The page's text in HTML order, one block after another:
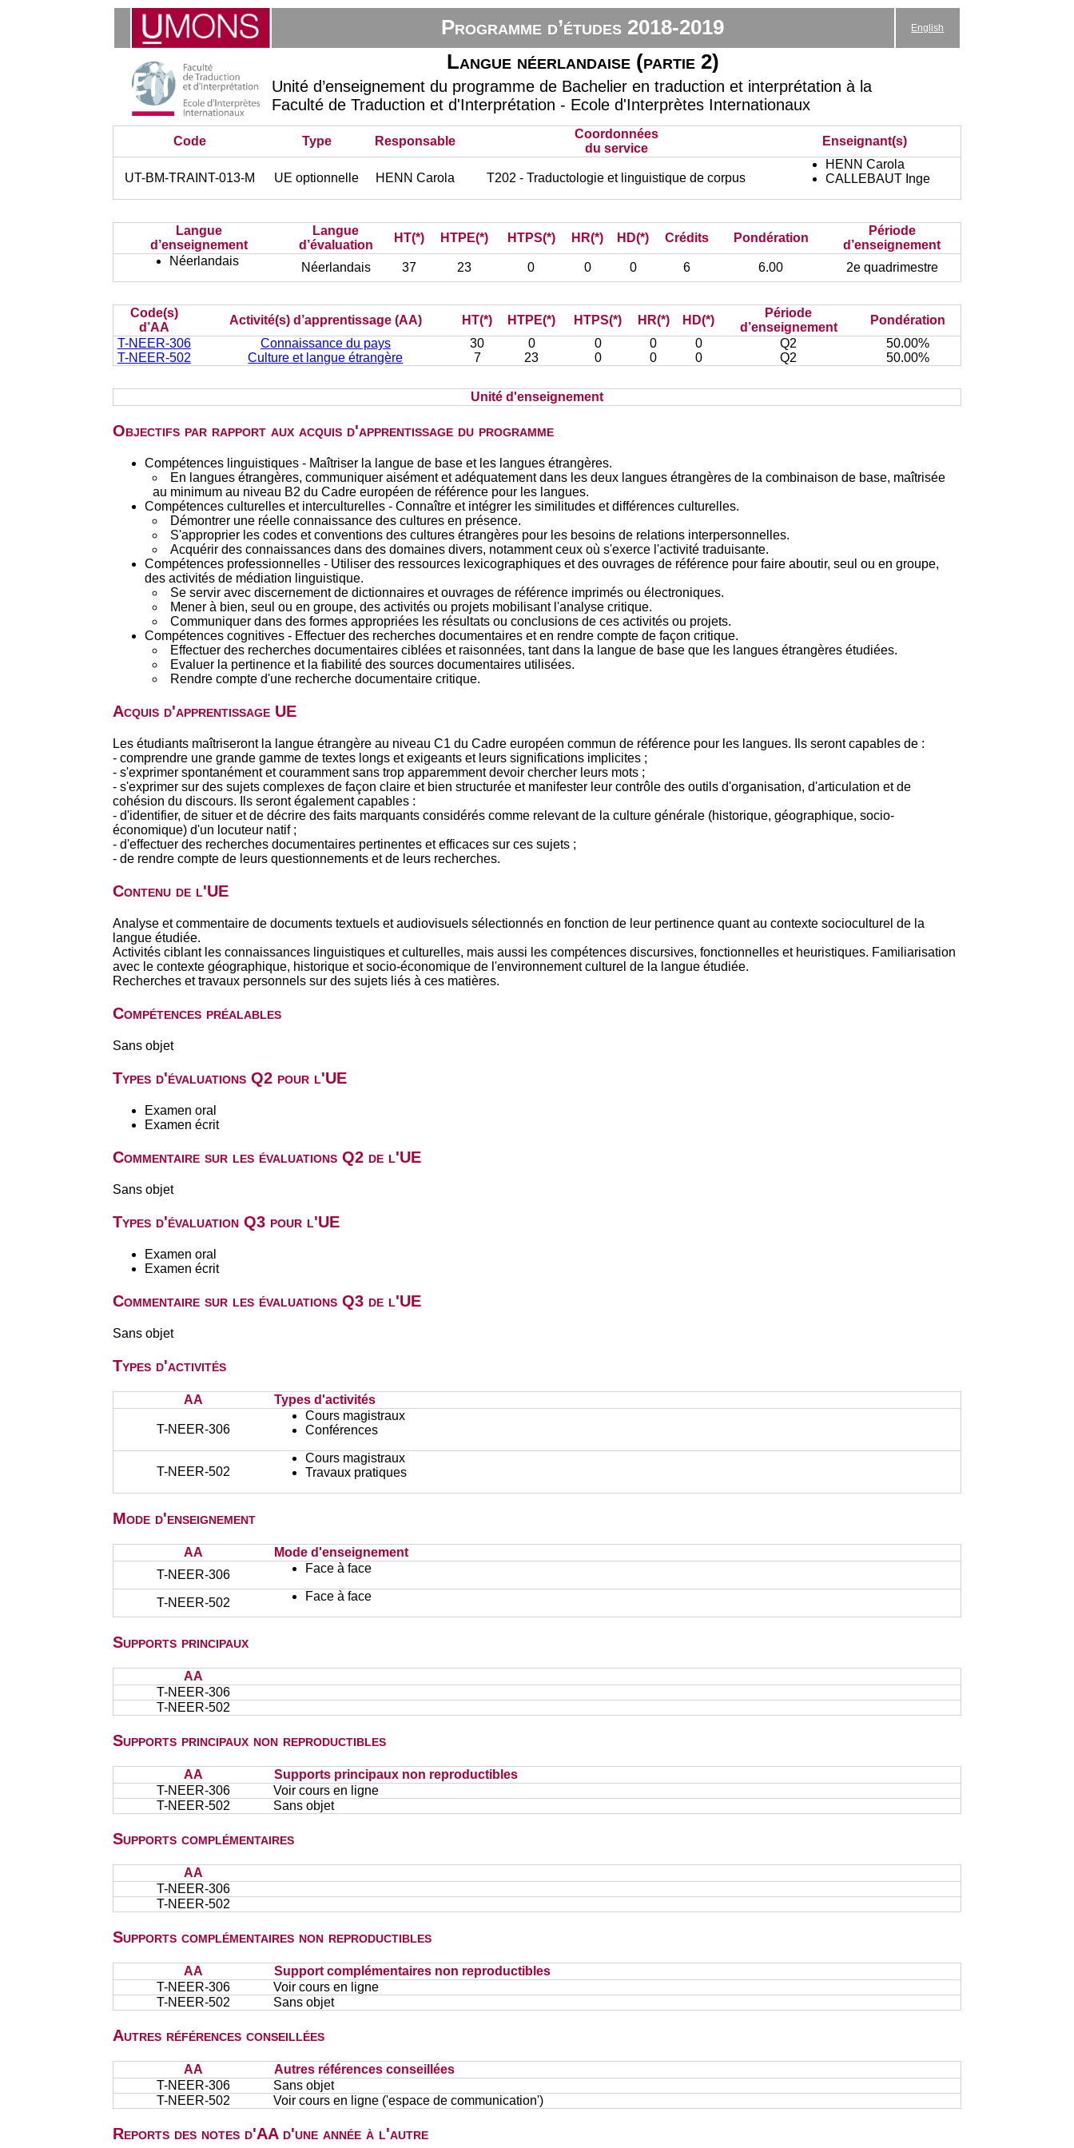
Programme d’études 2018-2019 English
Langue néerlandaise (partie 2)
Unité d’enseignement du programme de Bachelier en traduction et interprétation à la
Faculté de Traduction et d'Interprétation - Ecole d'Interprètes Internationaux
Code Type Responsable
Coordonnées
du service
Enseignant(s)
UT-BM-TRAINT-013-M UE optionnelle HENN Carola T202 - Traductologie et linguistique de corpus
HENN Carola
CALLEBAUT Inge
Langue
d’enseignement
Langue
d’évaluation
HT(*) HTPE(*) HTPS(*) HR(*) HD(*) Crédits Pondération
Période
d’enseignement
Néerlandais
Néerlandais 37 23 0 0 0 6 6.00 2e quadrimestre
Code(s)
d’AA
Activité(s) d’apprentissage (AA) HT(*) HTPE(*) HTPS(*) HR(*) HD(*)
Période
d’enseignement
Pondération
T-NEER-306
Connaissance du pays 30 0 0 0 0 Q2
50.00%
T-NEER-502
Culture et langue étrangère 7 23 0 0 0 Q2 50.00%
Unité d'enseignement
Objectifs par rapport aux acquis d'apprentissage du programme
Compétences linguistiques - Maîtriser la langue de base et les langues étrangères.
En langues étrangères, communiquer aisément et adéquatement dans les deux langues étrangères de la combinaison de base, maîtrisée
au minimum au niveau B2 du Cadre européen de référence pour les langues.
Compétences culturelles et interculturelles - Connaître et intégrer les similitudes et différences culturelles.
Démontrer une réelle connaissance des cultures en présence.
S'approprier les codes et conventions des cultures étrangères pour les besoins de relations interpersonnelles.
Acquérir des connaissances dans des domaines divers, notamment ceux où s'exerce l'activité traduisante.
Compétences professionnelles - Utiliser des ressources lexicographiques et des ouvrages de référence pour faire aboutir, seul ou en groupe,
des activités de médiation linguistique.
Se servir avec discernement de dictionnaires et ouvrages de référence imprimés ou électroniques.
Mener à bien, seul ou en groupe, des activités ou projets mobilisant l'analyse critique.
Communiquer dans des formes appropriées les résultats ou conclusions de ces activités ou projets.
Compétences cognitives - Effectuer des recherches documentaires et en rendre compte de façon critique.
Effectuer des recherches documentaires ciblées et raisonnées, tant dans la langue de base que les langues étrangères étudiées.
Evaluer la pertinence et la fiabilité des sources documentaires utilisées.
Rendre compte d'une recherche documentaire critique.
Acquis d'apprentissage UE
Les étudiants maîtriseront la langue étrangère au niveau C1 du Cadre européen commun de référence pour les langues. Ils seront capables de :
- comprendre une grande gamme de textes longs et exigeants et leurs significations implicites ;
- s'exprimer spontanément et couramment sans trop apparemment devoir chercher leurs mots ;
- s'exprimer sur des sujets complexes de façon claire et bien structurée et manifester leur contrôle des outils d'organisation, d'articulation et de
cohésion du discours. Ils seront également capables :
- d'identifier, de situer et de décrire des faits marquants considérés comme relevant de la culture générale (historique, géographique, socio-
économique) d'un locuteur natif ;
- d'effectuer des recherches documentaires pertinentes et efficaces sur ces sujets ;
- de rendre compte de leurs questionnements et de leurs recherches.
Contenu de l'UE
Analyse et commentaire de documents textuels et audiovisuels sélectionnés en fonction de leur pertinence quant au contexte socioculturel de la
langue étudiée.
Activités ciblant les connaissances linguistiques et culturelles, mais aussi les compétences discursives, fonctionnelles et heuristiques. Familiarisation
avec le contexte géographique, historique et socio-économique de l'environnement culturel de la langue étudiée.
Recherches et travaux personnels sur des sujets liés à ces matières.
Compétences préalables
Sans objet
Types d'évaluations Q2 pour l'UE
Examen oral
Examen écrit
Commentaire sur les évaluations Q2 de l'UE
Sans objet
Types d'évaluation Q3 pour l'UE
Examen oral
Examen écrit
Commentaire sur les évaluations Q3 de l'UE
Sans objet
Types d'activités
AA Types d'activités
T-NEER-306
Cours magistraux
Conférences
T-NEER-502
Cours magistraux
Travaux pratiques
Mode d'enseignement
AA
Mode d'enseignement
T-NEER-306
Face à face
T-NEER-502 Face à face
Supports principaux
AA
T-NEER-306
T-NEER-502
Supports principaux non reproductibles
AA
Supports principaux non reproductibles
T-NEER-306
Voir cours en ligne
T-NEER-502
Sans objet
Supports complémentaires
AA
T-NEER-306
T-NEER-502
Supports complémentaires non reproductibles
AA
Support complémentaires non reproductibles
T-NEER-306
Voir cours en ligne
T-NEER-502
Sans objet
Autres références conseillées
AA
Autres références conseillées
T-NEER-306
Sans objet
T-NEER-502
Voir cours en ligne ('espace de communication')
Reports des notes d'AA d'une année à l'autre